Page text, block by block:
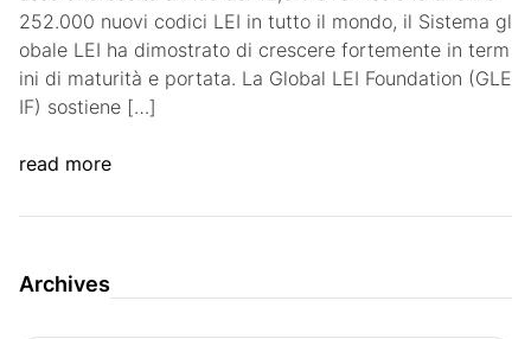
252.000 nuovi codici LEI in tutto il mondo, il Sistema gl
obale LEI ha dimostrato di crescere fortemente in term
ini di maturità e portata. La Global LEI Foundation (GLE
IF) sostiene […]
read more
Archives